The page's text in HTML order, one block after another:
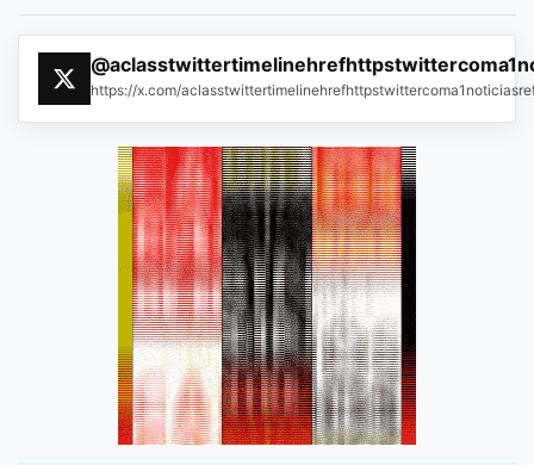
https://x.com/